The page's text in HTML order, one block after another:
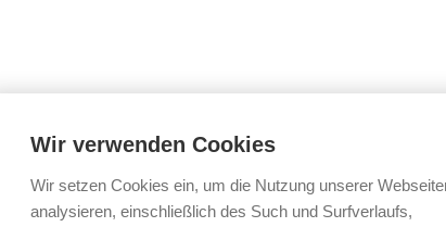
Wir verwenden Cookies
Wir setzen Cookies ein, um die Nutzung unserer
analysieren, einschließlich des Such und Surfverlaufs,